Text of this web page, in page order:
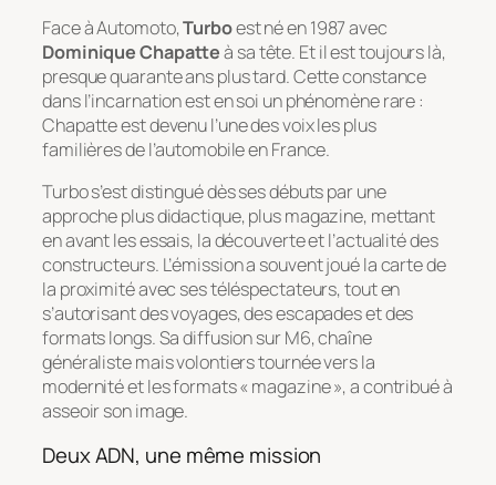
Face à Automoto,Turboest né en 1987 avec
Dominique Chapatteà sa tête. Et il est toujours là,
presque quarante ans plus tard. Cette constance
dans l’incarnation est en soi un phénomène rare :
Chapatte est devenu l’une des voix les plus
familières de l’automobile en France.
Turbo s’est distingué dès ses débuts par une
approche plus didactique, plus magazine, mettant
en avant les essais, la découverte et l’actualité des
constructeurs. L’émission a souvent joué la carte de
la proximité avec ses téléspectateurs, tout en
s’autorisant des voyages, des escapades et des
formats longs. Sa diffusion sur M6, chaîne
généraliste mais volontiers tournée vers la
modernité et les formats « magazine », a contribué à
asseoir son image.
Deux ADN, une même mission